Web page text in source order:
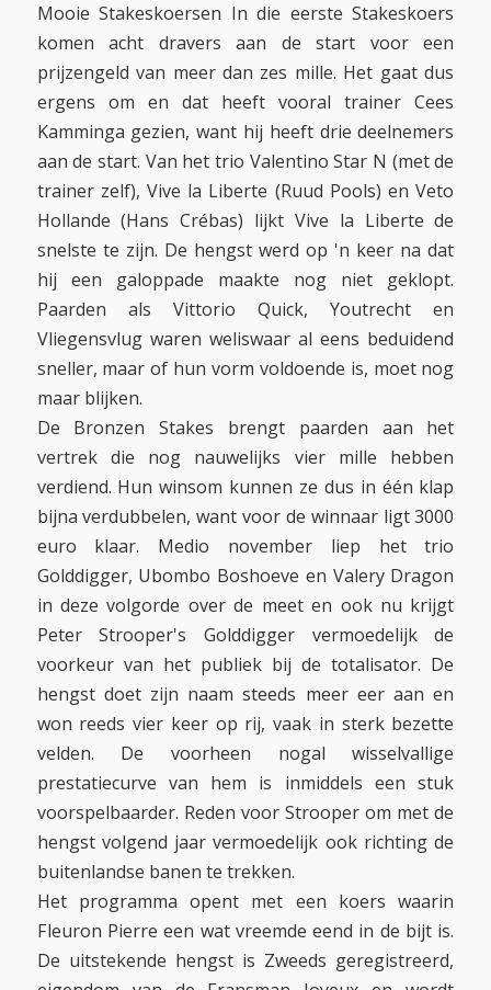
Mooie Stakeskoersen In die eerste Stakeskoers
komen acht dravers aan de start voor een
prijzengeld van meer dan zes mille. Het gaat dus
ergens om en dat heeft vooral trainer Cees
Kamminga gezien, want hij heeft drie deelnemers
aan de start. Van het trio Valentino Star N (met de
trainer zelf), Vive la Liberte (Ruud Pools) en Veto
Hollande (Hans Crébas) lijkt Vive la Liberte de
snelste te zijn. De hengst werd op 'n keer na dat
hij een galoppade maakte nog niet geklopt.
Paarden als Vittorio Quick, Youtrecht en
Vliegensvlug waren weliswaar al eens beduidend
sneller, maar of hun vorm voldoende is, moet nog
maar blijken.
De Bronzen Stakes brengt paarden aan het
vertrek die nog nauwelijks vier mille hebben
verdiend. Hun winsom kunnen ze dus in één klap
bijna verdubbelen, want voor de winnaar ligt 3000
euro klaar. Medio november liep het trio
Golddigger, Ubombo Boshoeve en Valery Dragon
in deze volgorde over de meet en ook nu krijgt
Peter Strooper's Golddigger vermoedelijk de
voorkeur van het publiek bij de totalisator. De
hengst doet zijn naam steeds meer eer aan en
won reeds vier keer op rij, vaak in sterk bezette
velden. De voorheen nogal wisselvallige
prestatiecurve van hem is inmiddels een stuk
voorspelbaarder. Reden voor Strooper om met de
hengst volgend jaar vermoedelijk ook richting de
buitenlandse banen te trekken.
Het programma opent met een koers waarin
Fleuron Pierre een wat vreemde eend in de bijt is.
De uitstekende hengst is Zweeds geregistreerd,